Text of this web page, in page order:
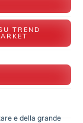
TREND
e della grande